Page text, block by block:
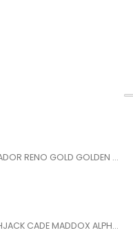
FLESHJACK MASTURBADOR RENO GOLD GOLDEN BOY BUTT
MASTURBATORE FLESHJACK CADE MADDOX ALPHA BUTT